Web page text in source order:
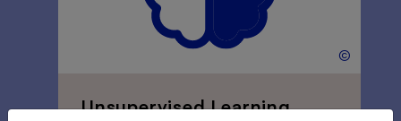
©
Unsupervised Learning